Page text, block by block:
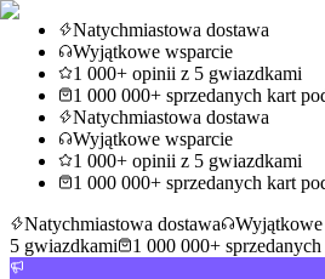
Natychmiastowa dostawa
Wyjątkowe wsparcie
1 000+ opinii z 5 gwiazdkami
1 000 000+ sprzedanych kart
Natychmiastowa dostawa
Wyjątkowe wsparcie
1 000+ opinii z 5 gwiazdkami
1 000 000+ sprzedanych kart
Natychmiastowa dostawa
5 gwiazdkami
1 000 000+